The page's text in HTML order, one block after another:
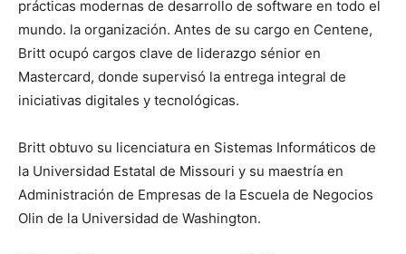
prácticas modernas de desarrollo de software en todo el
mundo. la organización. Antes de su cargo en Centene,
Britt ocupó cargos clave de liderazgo sénior en
Mastercard, donde supervisó la entrega integral de
iniciativas digitales y tecnológicas.
Britt obtuvo su licenciatura en Sistemas Informáticos de
la Universidad Estatal de Missouri y su maestría en
Administración de Empresas de la Escuela de Negocios
Olin de la Universidad de Washington.